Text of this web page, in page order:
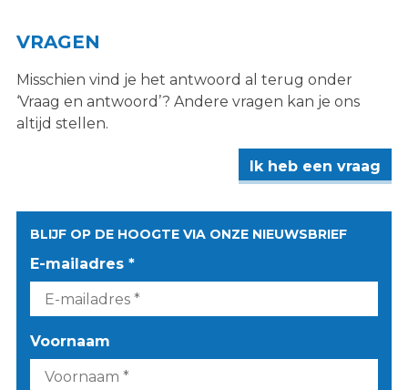
VRAGEN
Misschien vind je het antwoord al terug onder
‘Vraag en antwoord’? Andere vragen kan je ons
altijd stellen.
Ik heb een vraag
BLIJF OP DE HOOGTE VIA ONZE NIEUWSBRIEF
E-mailadres *
Voornaam